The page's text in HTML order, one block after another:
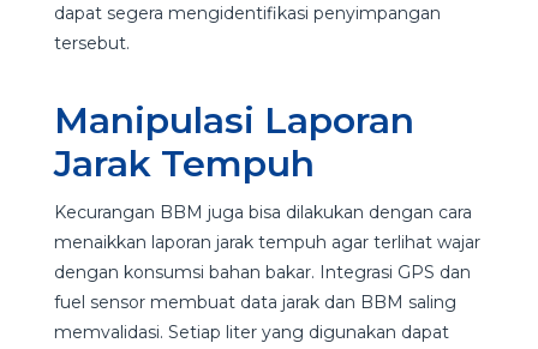
dapat segera mengidentifikasi penyimpangan
tersebut.
Manipulasi Laporan
Jarak Tempuh
Kecurangan BBM juga bisa dilakukan dengan cara
menaikkan laporan jarak tempuh agar terlihat wajar
dengan konsumsi bahan bakar. Integrasi GPS dan
fuel sensor membuat data jarak dan BBM saling
memvalidasi. Setiap liter yang digunakan dapat